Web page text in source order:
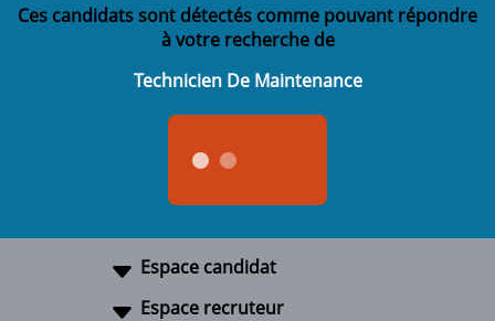
Ces candidats sont détectés comme pouvant répondre
à votre recherche de
Technicien De Maintenance
Espace candidat
Espace recruteur